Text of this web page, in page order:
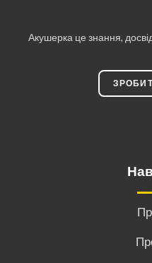
Акушерка це знання,